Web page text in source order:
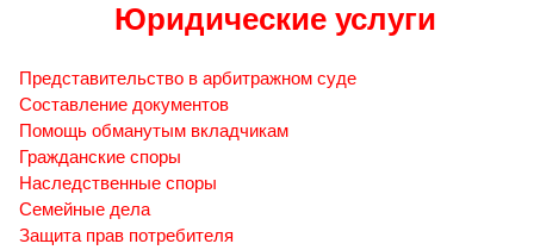
Юридические услуги
Представительство в арбитражном суде
Составление документов
Помощь обманутым вкладчикам
Гражданские споры
Наследственные споры
Семейные дела
Защита прав потребителя